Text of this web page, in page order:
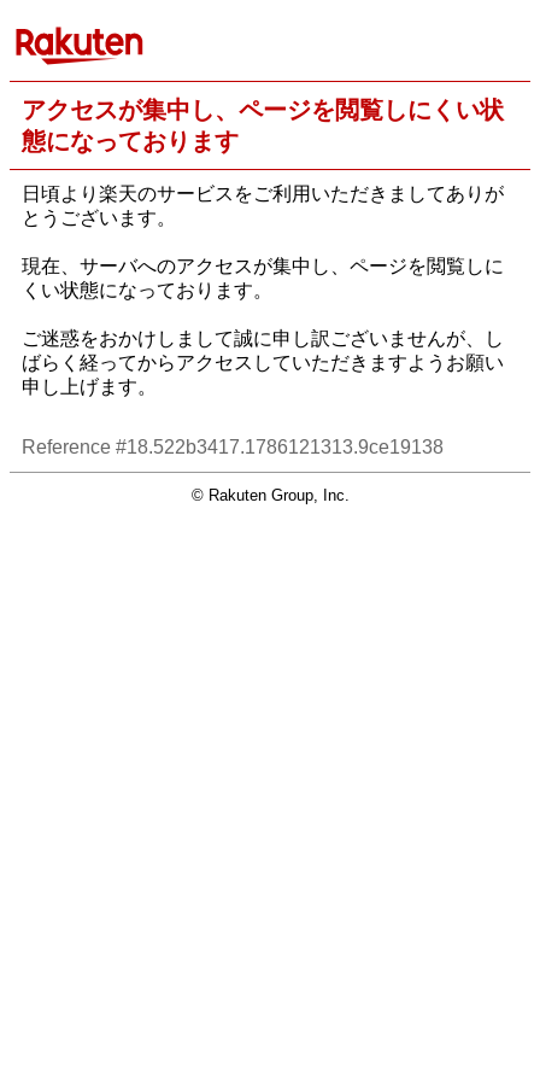
アクセスが集中し、ページを閲覧しにくい状
態になっております
日頃より楽天のサービスをご利用いただきましてありが
とうございます。
現在、サーバへのアクセスが集中し、ページを閲覧しに
くい状態になっております。
ご迷惑をおかけしまして誠に申し訳ございませんが、し
ばらく経ってからアクセスしていただきますようお願い
申し上げます。
Reference #18.522b3417.1786121313.9ce19138
© Rakuten Group, Inc.